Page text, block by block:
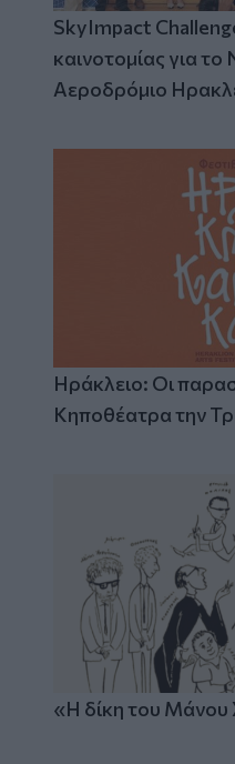
SkyImpact
καινοτομίας για το
Αεροδρόμιο
Ηράκλειο: Οι
Κηποθέατρα την
«Η δίκη του Μάνου